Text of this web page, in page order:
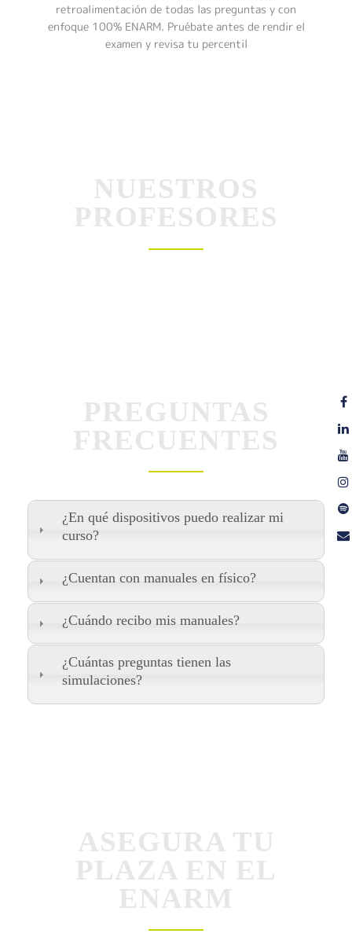
retroalimentación de todas las preguntas y con
enfoque 100% ENARM. Pruébate antes de rendir el
examen y revisa tu percentil
NUESTROS
PROFESORES
PREGUNTAS
FRECUENTES
¿En qué dispositivos puedo realizar mi
curso?
¿Cuentan con manuales en físico?
¿Cuándo recibo mis manuales?
¿Cuántas preguntas tienen las
simulaciones?
ASEGURA TU
PLAZA EN EL
ENARM